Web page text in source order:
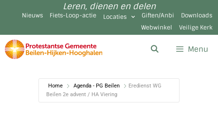
Leren, dienen en delen
Nieuws Fiets-Loop-actie Locaties Giften/Anbi
Downloads
Webwinkel
Veilige Kerk
Menu
Home Agenda - PG Beilen
Eredienst WG
Beilen 2e advent / HA Viering